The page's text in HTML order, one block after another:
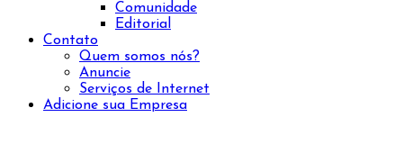
Comunidade
Editorial
Contato
Quem somos nós?
Anuncie
Serviços de Internet
Adicione sua Empresa